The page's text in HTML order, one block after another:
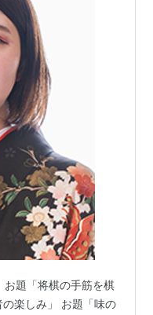
お題「将棋の手筋を棋
楽しみ」 お題「味の